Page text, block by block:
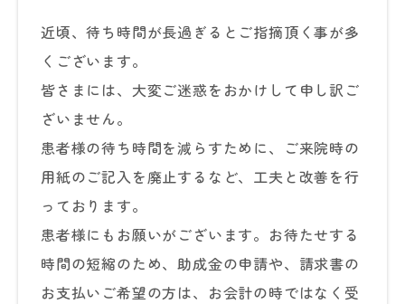
近頃、待ち時間が長過ぎるとご指摘頂く事が多
くございます。
皆さまには、大変ご迷惑をおかけして申し訳ご
ざいません。
患者様の待ち時間を減らすために、ご来院時の
用紙のご記入を廃止するなど、工夫と改善を行
っております。
患者様にもお願いがございます。お待たせする
時間の短縮のため、助成金の申請や、請求書の
お支払いご希望の方は、お会計の時ではなく受